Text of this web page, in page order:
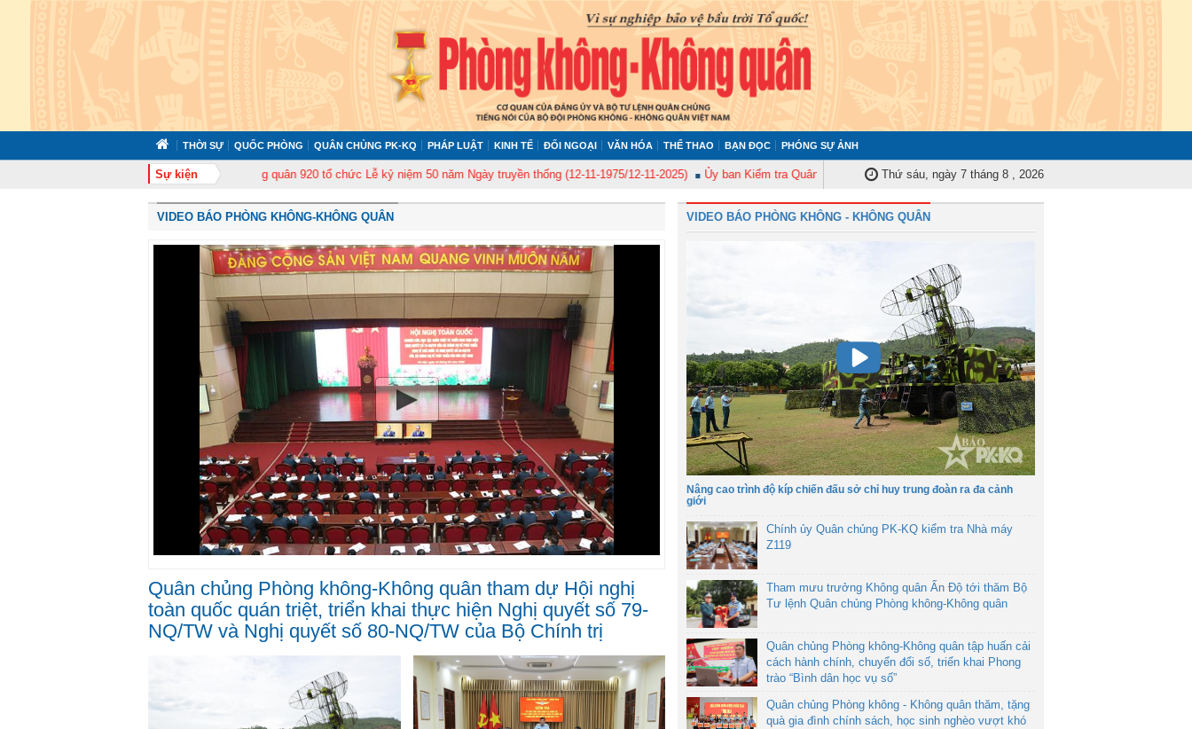
THỜI SỰ QUỐC PHÒNG QUÂN CHỦNG PK-KQ PHÁP LUẬT KINH TẾ ĐỐI NGOẠI VĂN HÓA THỂ THAO BẠN ĐỌC PHÓNG SỰ ẢNH
Sự kiện
Trung đoàn Không quân 920 tổ chức Lễ kỷ niệm 50 năm Ngày truyền thống (12-11-1975/12-11-2025) Ủy ban Kiểm tra Quân ủy Trung ương tập huấn nghiệp vụ công tác kiểm tra, giám sát năm 2025
Thứ sáu, ngày 7 tháng 8 , 2026
VIDEO BÁO PHÒNG KHÔNG-KHÔNG QUÂN
Quân chủng Phòng không-Không quân tham dự Hội nghị
toàn quốc quán triệt, triển khai thực hiện Nghị quyết số 79-
NQ/TW và Nghị quyết số 80-NQ/TW của Bộ Chính trị
VIDEO BÁO PHÒNG KHÔNG - KHÔNG QUÂN
Nâng cao trình độ kíp chiến đấu sở chỉ huy trung đoàn ra đa cảnh
giới
Chính ủy Quân chủng PK-KQ kiểm tra Nhà máy
Z119
Tham mưu trưởng Không quân Ấn Độ tới thăm Bộ
Tư lệnh Quân chủng Phòng không-Không quân
Quân chủng Phòng không-Không quân tập huấn cải
cách hành chính, chuyển đổi số, triển khai Phong
trào “Bình dân học vụ số”
Quân chủng Phòng không - Không quân thăm, tặng
quà gia đình chính sách, học sinh nghèo vượt khó